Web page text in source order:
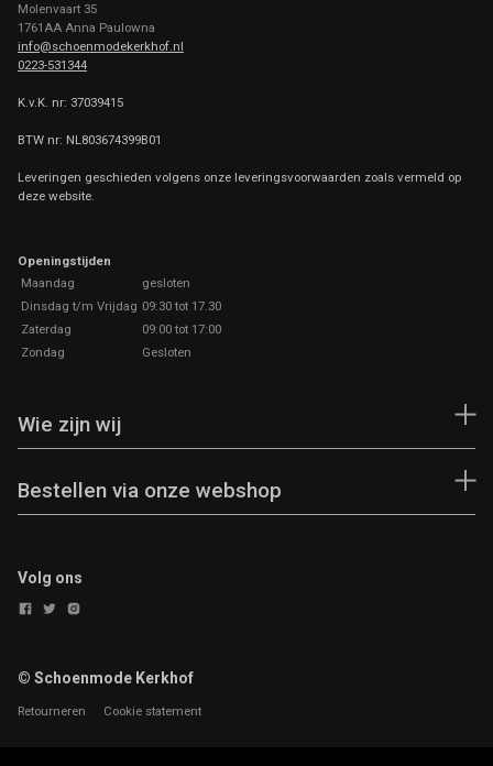
Molenvaart 35
1761AA Anna Paulowna
info@schoenmodekerkhof.nl
0223-531344
K.v.K. nr: 37039415
BTW nr: NL803674399B01
Leveringen geschieden volgens onze leveringsvoorwaarden zoals vermeld op
deze website.
Openingstijden
Maandag
gesloten
Dinsdag t/m Vrijdag 09:30 tot 17.30
Zaterdag
09:00 tot 17:00
Zondag
Gesloten
Wie zijn wij
Bestellen via onze webshop
Volg ons
© Schoenmode Kerkhof
Retourneren Cookie statement